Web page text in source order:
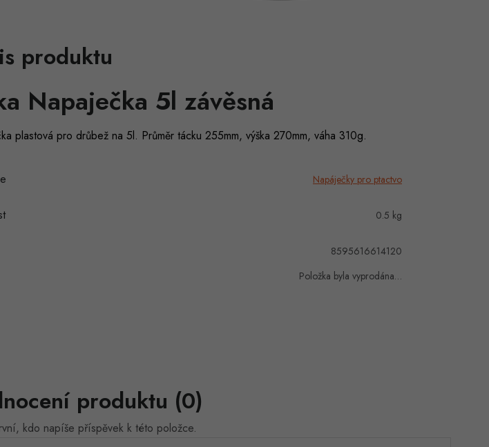
produktu
Napaječka 5l závěsná
plastová pro drůbež na 5l. Průměr tácku 255mm, výška 270mm, váha 310g.
Napáječky pro ptactvo
0.5 kg
8595616614120
Položka byla vyprodána…
produktu (0)
kdo napíše příspěvek k této položce.